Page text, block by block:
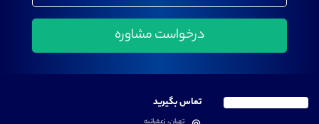
تماس بگیرید